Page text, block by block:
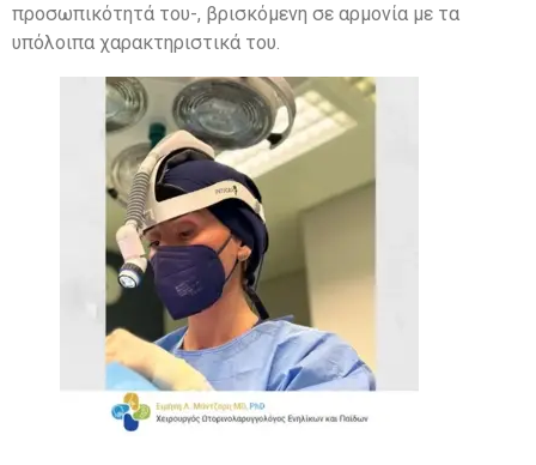
προσωπικότητά του-, βρισκόμενη σε αρμονία με τα
υπόλοιπα χαρακτηριστικά του.